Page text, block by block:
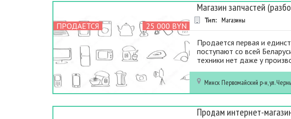
ПРОДАЕТСЯ 25 000 BYN
Магазин запчастей
Тип: Магазины
Продается первая и
поступают со всей
техники нет даже у
Минск Первомайский р-н, ул.
Продам интернет-